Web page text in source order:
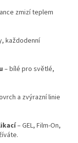
zmizí teplem
každodenní
– bílé pro světlé,
a zvýrazní linie
– GEL, Film-On,